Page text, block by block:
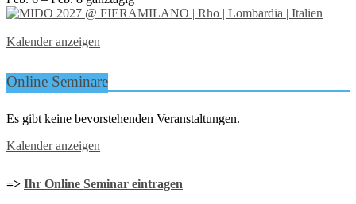
Kalender anzeigen
Online Seminare
Es gibt keine bevorstehenden Veranstaltungen.
Kalender anzeigen
=> Ihr Online Seminar eintragen